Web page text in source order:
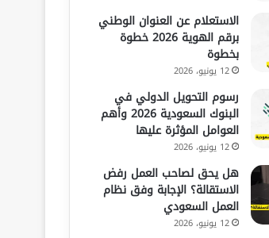
الاستعلام عن العنوان الوطني
برقم الهوية 2026 خطوة
بخطوة
12 يونيو، 2026
رسوم التحويل الدولي في
البنوك السعودية 2026 وأهم
العوامل المؤثرة عليها
12 يونيو، 2026
هل يحق لصاحب العمل رفض
الاستقالة؟ الإجابة وفق نظام
العمل السعودي
12 يونيو، 2026